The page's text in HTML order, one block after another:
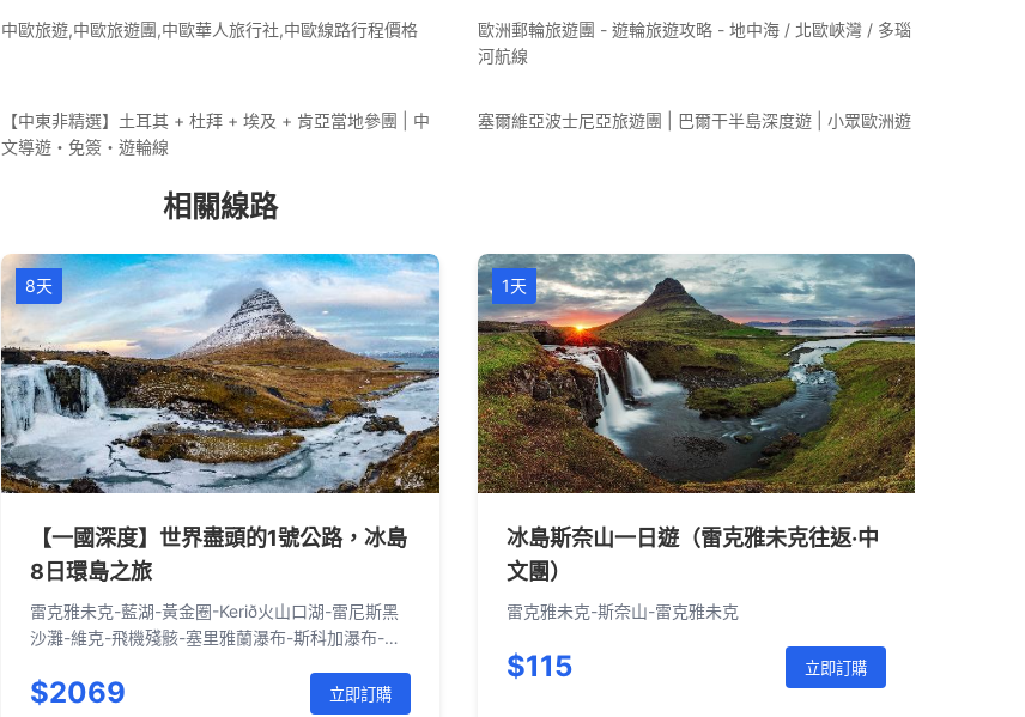
中歐旅遊,中歐旅遊團,中歐華人旅行社,中歐線路行程價格
歐洲郵輪旅遊團 - 遊輪旅遊攻略 - 地中海 / 北歐峽灣 / 多瑙
河航線
【中東非精選】土耳其 + 杜拜 + 埃及 + 肯亞當地參團 | 中
文導遊・免簽・遊輪線
塞爾維亞波士尼亞旅遊團 | 巴爾干半島深度遊 | 小眾歐洲遊
相關線路
8天
【一國深度】世界盡頭的1號公路，冰島
8日環島之旅
雷克雅未克-藍湖-黃金圈-Kerið火山口湖-雷尼斯黑
沙灘-維克-飛機殘骸-塞里雅蘭瀑布-斯科加瀑布-傑
米湖-眾神瀑布-阿克雷里-雷克霍特-斯奈山半島-雷
$2069 立即訂購
1天
冰島斯奈山一日遊（雷克雅未克往返·中
文團）
雷克雅未克-斯奈山-雷克雅未克
$115 立即訂購